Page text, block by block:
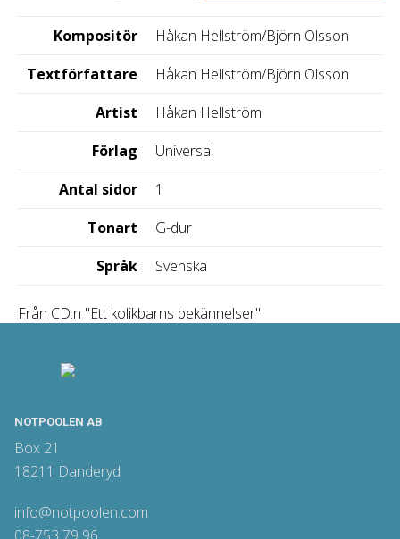
Kompositör
Håkan Hellström/Björn Olsson
Textförfattare
Håkan Hellström/Björn Olsson
Artist
Håkan Hellström
Förlag
Universal
Antal sidor
1
Tonart
G-dur
Språk
Svenska
Från CD:n "Ett kolikbarns bekännelser"
NOTPOOLEN AB
Box 21
18211 Danderyd
info@notpoolen.com